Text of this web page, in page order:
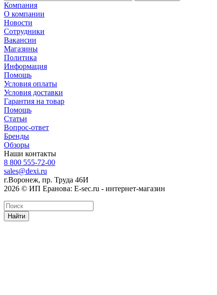
Компания
О компании
Новости
Сотрудники
Вакансии
Магазины
Политика
Информация
Помощь
Условия оплаты
Условия доставки
Гарантия на товар
Помощь
Статьи
Вопрос-ответ
Бренды
Обзоры
Наши контакты
8 800 555-72-00
sales@dexi.ru
г.Воронеж, пр. Труда 46И
2026 © ИП Еранова: E-sec.ru - интернет-магазин
Найти